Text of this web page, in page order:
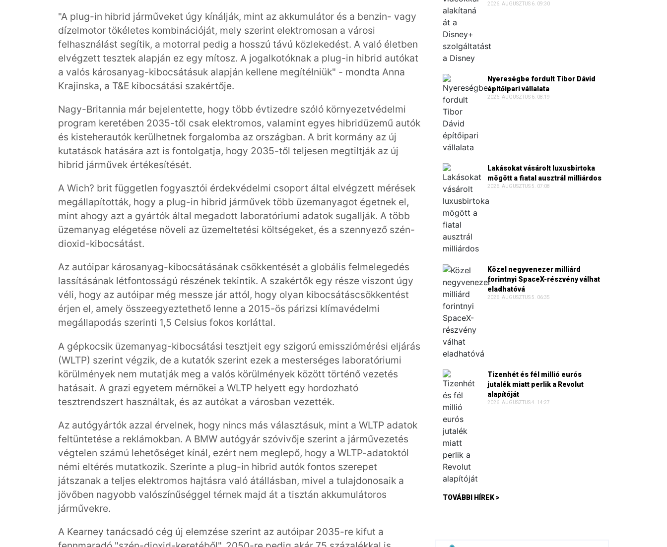
"A plug-in hibrid járműveket úgy kínálják, mint az akkumulátor és a benzin- vagy
dízelmotor tökéletes kombinációját, mely szerint elektromosan a városi
felhasználást segítik, a motorral pedig a hosszú távú közlekedést. A való életben
elvégzett tesztek alapján ez egy mítosz. A jogalkotóknak a plug-in hibrid autókat
a valós károsanyag-kibocsátásuk alapján kellene megítélniük" - mondta Anna
Krajinska, a T&E kibocsátási szakértője.
Nagy-Britannia már bejelentette, hogy több évtizedre szóló környezetvédelmi
program keretében 2035-től csak elektromos, valamint egyes hibridüzemű autók
és kisteherautók kerülhetnek forgalomba az országban. A brit kormány az új
kutatások hatására azt is fontolgatja, hogy 2035-től teljesen megtiltják az új
hibrid járművek értékesítését.
A Wich? brit független fogyasztói érdekvédelmi csoport által elvégzett mérések
megállapították, hogy a plug-in hibrid járművek több üzemanyagot égetnek el,
mint ahogy azt a gyártók által megadott laboratóriumi adatok sugallják. A több
üzemanyag elégetése növeli az üzemeltetési költségeket, és a szennyező szén-
dioxid-kibocsátást.
Az autóipar károsanyag-kibocsátásának csökkentését a globális felmelegedés
lassításának létfontosságú részének tekintik. A szakértők egy része viszont úgy
véli, hogy az autóipar még messze jár attól, hogy olyan kibocsátáscsökkentést
érjen el, amely összeegyeztethető lenne a 2015-ös párizsi klímavédelmi
megállapodás szerinti 1,5 Celsius fokos korláttal.
A gépkocsik üzemanyag-kibocsátási tesztjeit egy szigorú emissziómérési eljárás
(WLTP) szerint végzik, de a kutatók szerint ezek a mesterséges laboratóriumi
körülmények nem mutatják meg a valós körülmények között történő vezetés
hatásait. A grazi egyetem mérnökei a WLTP helyett egy hordozható
tesztrendszert használtak, és az autókat a városban vezették.
Az autógyártók azzal érvelnek, hogy nincs más választásuk, mint a WLTP adatok
feltüntetése a reklámokban. A BMW autógyár szóvivője szerint a járművezetés
végtelen számú lehetőséget kínál, ezért nem meglepő, hogy a WLTP-adatoktól
némi eltérés mutatkozik. Szerinte a plug-in hibrid autók fontos szerepet
játszanak a teljes elektromos hajtásra való átállásban, mivel a tulajdonosaik a
jövőben nagyobb valószínűséggel térnek majd át a tisztán akkumulátoros
járművekre.
A Kearney tanácsadó cég új elemzése szerint az autóipar 2035-re kifut a
2026. AUGUSZTUS 6. 09:30
Nyereségbe fordult Tibor Dávid
építőipari vállalata
2026. AUGUSZTUS 6. 08:19
Lakásokat vásárolt luxusbirtoka
mögött a fiatal ausztrál milliárdos
2026. AUGUSZTUS 5. 07:08
Közel negyvenezer milliárd
forintnyi SpaceX-részvény válhat
eladhatóvá
2026. AUGUSZTUS 5. 06:35
Tizenhét és fél millió eurós
jutalék miatt perlik a Revolut
alapítóját
2026. AUGUSZTUS 4. 14:27
TOVÁBBI HÍREK >